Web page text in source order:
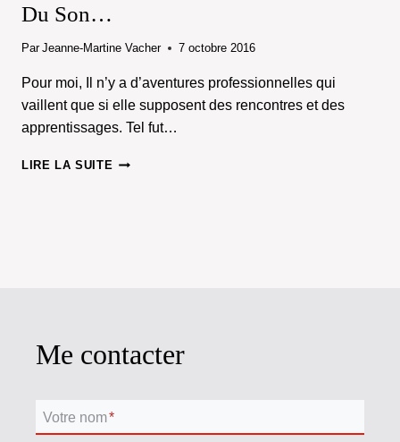
Du Son…
Par Jeanne-Martine Vacher 7 octobre 2016
Pour moi, Il n’y a d’aventures professionnelles qui
vaillent que si elle supposent des rencontres et des
apprentissages. Tel fut…
LIRE LA SUITE BERGAME
Me contacter
Votre nom*